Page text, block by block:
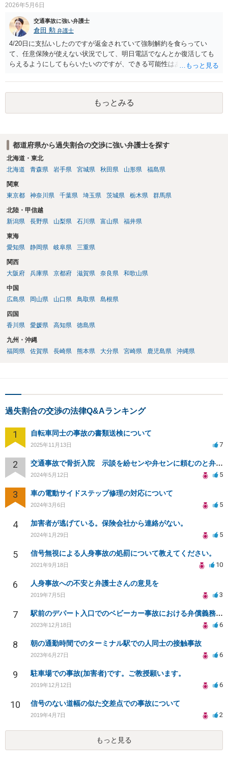
2026年5月6日
交通事故に強い弁護士
倉田 勲 弁護士
4/20日に支払いしたのですが返金されていて強制解約を食らってい
て、任意保険が使えない状況でして、明日電話でなんとか復活しても
らえるようにしてもらいたいのですが、できる可能性はありますでし
せんので回答の使用がありません。 まず保険会社の担当者とよくご相
談ください。 任意保険復活できないとなったらとてもじゃないです
が、払えない金額になりそうでこの先人生終わるんじゃないかと思っ
ています。 →支払いが困難な場合、破産含めた債務整理の方法もあり
もっとみる
都道府県から過失割合の交渉に強い弁護士を探す
北海道・東北
北海道
青森県 岩手県 宮城県 秋田県 山形県 福島県
関東
東京都
神奈川県 千葉県 埼玉県 茨城県 栃木県 群馬県
北陸・甲信越
新潟県
長野県 山梨県 石川県 富山県 福井県
東海
愛知県
静岡県 岐阜県 三重県
関西
大阪府
兵庫県 京都府 滋賀県 奈良県 和歌山県
中国
広島県
岡山県 山口県 鳥取県 島根県
四国
香川県
愛媛県 高知県 徳島県
九州・沖縄
福岡県
佐賀県 長崎県 熊本県 大分県 宮崎県 鹿児島県 沖縄県
過失割合の交渉の法律Q&Aランキング
1 自転車同士の事故の書類送検について
2025年11月13日 7
2 交通事故で骨折入院 示談を紛センや弁センに頼むのと弁護士に頼むのはどちらがいいのか
2024年5月12日 5
3 車の電動サイドステップ修理の対応について
2024年3月6日 5
4 加害者が逃げている。保険会社から連絡がない。
2024年1月29日 5
5 信号無視による人身事故の処罰について教えてください。
2021年9月18日 10
6 人身事故への不安と弁護士さんの意見を
2019年7月5日 3
7 駅前のデパート入口でのベビーカー事故における弁償義務について
2023年12月18日 6
8 朝の通勤時間でのターミナル駅での人同士の接触事故
2023年6月27日 6
9 駐車場での事故(加害者)です。ご教授願います。
2019年12月12日 6
10 信号のない道幅の似た交差点での事故について
2019年4月7日 2
もっと見る